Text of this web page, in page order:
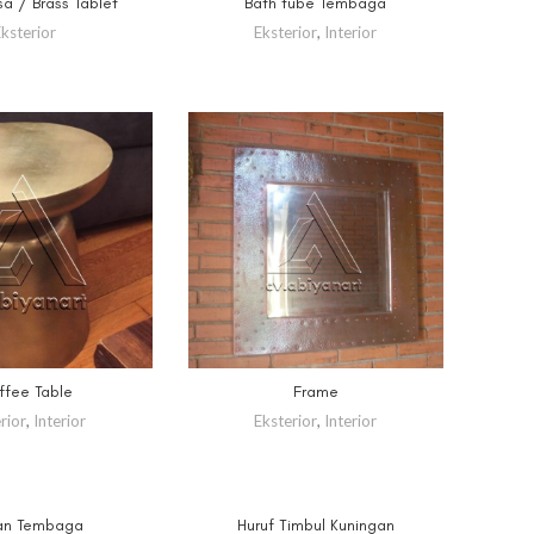
BACA SELENGKAPNYA
Eksterior, Interior
Table
, Interior
BACA SELENGKAPNYA
Frame
Eksterior, Interior
Tembaga BACA SELENGKAPNYA
Huruf Timbul Kuningan